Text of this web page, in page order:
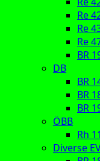
Re
Re
Re
BR
DB
BR
BR
BR
ÖBB
Rh
Diverse